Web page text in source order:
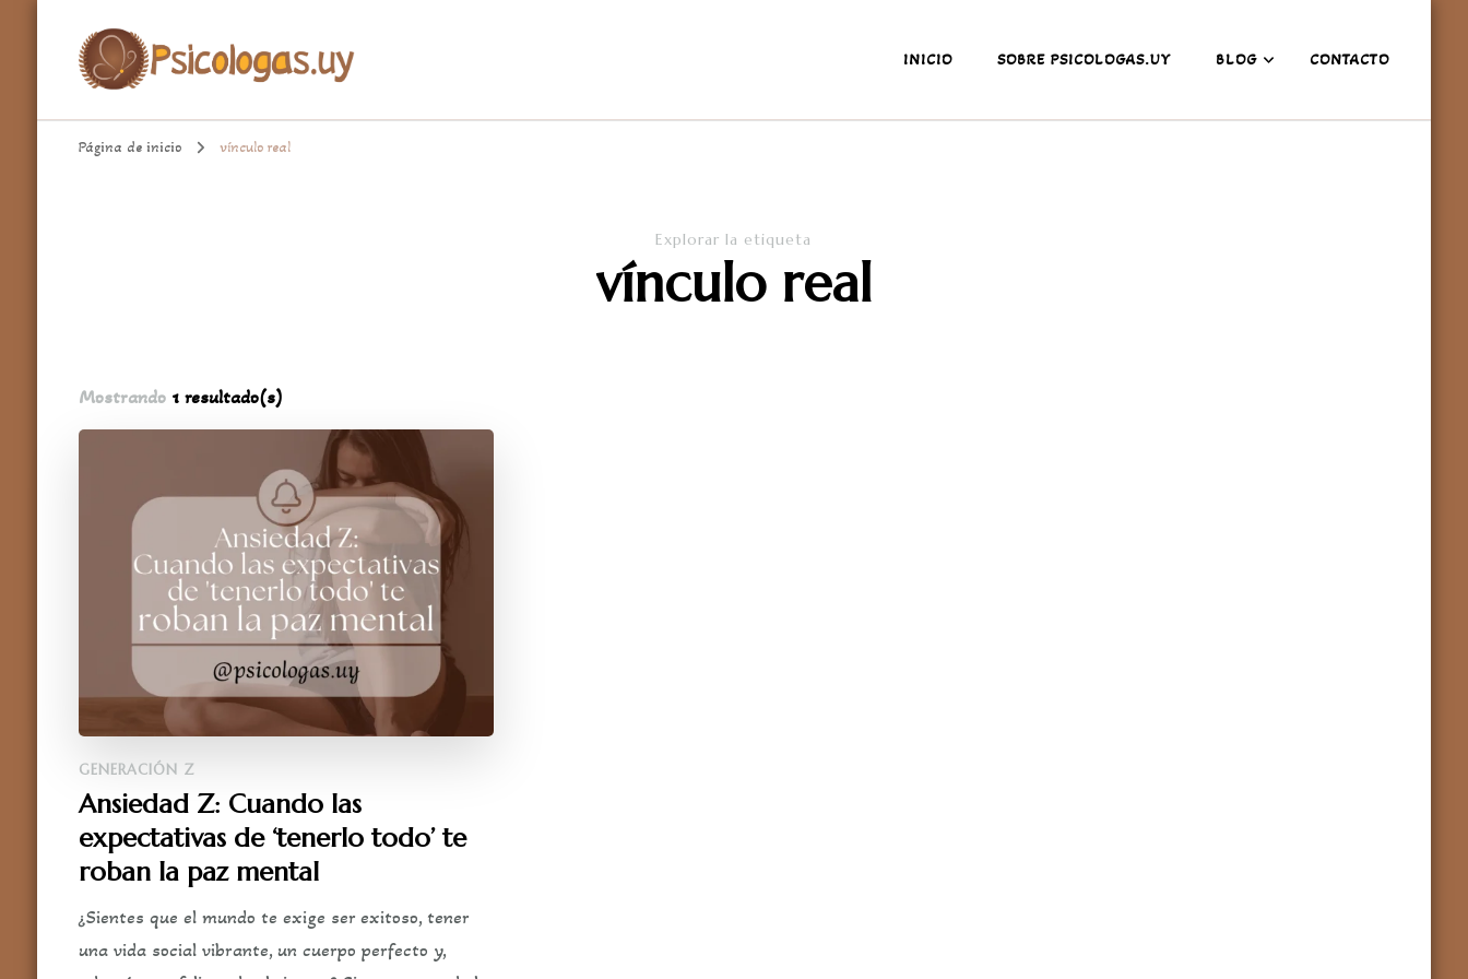
Psicologa.uy
INICIO SOBRE PSICOLOGAS.UY BLOG CONTACTO
Página de inicio vínculo real
Explorar la etiqueta
vínculo real
Mostrando 1 resultado(s)
GENERACIÓN Z
Ansiedad Z: Cuando las
expectativas de ‘tenerlo todo’ te
roban la paz mental
¿Sientes que el mundo te exige ser exitoso, tener
una vida social vibrante, un cuerpo perfecto y,